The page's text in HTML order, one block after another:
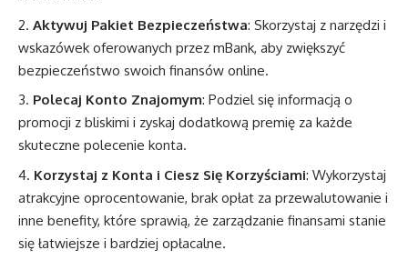
Aktywuj Pakiet Bezpieczeństwa: Skorzystaj z narzędzi i
wskazówek oferowanych przez mBank, aby zwiększyć
bezpieczeństwo swoich finansów online.
Polecaj Konto Znajomym: Podziel się informacją o
promocji z bliskimi i zyskaj dodatkową premię za każde
skuteczne polecenie konta.
Korzystaj z Konta i Ciesz Się Korzyściami: Wykorzystaj
atrakcyjne oprocentowanie, brak opłat za przewalutowanie i
inne benefity, które sprawią, że zarządzanie finansami stanie
się łatwiejsze i bardziej opłacalne.